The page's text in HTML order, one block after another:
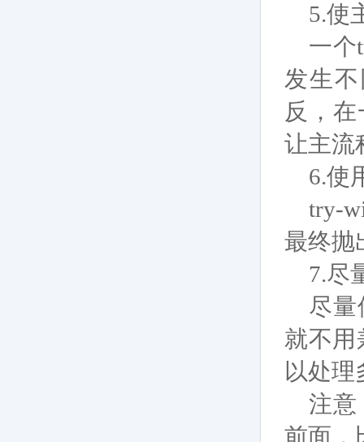
5.使
一个
发生
反，
让主流
6.使
try-
最终抛
7.尽
尽量
就不用
以处
注意
前面，